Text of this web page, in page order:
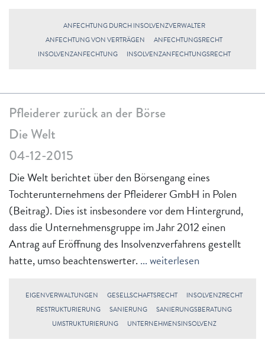
ANFECHTUNG DURCH INSOLVENZVERWALTER
ANFECHTUNG VON VERTRÄGEN
ANFECHTUNGSRECHT
INSOLVENZANFECHTUNG
INSOLVENZANFECHTUNGSRECHT
Pfleiderer zurück an der Börse
Die Welt
04-12-2015
Die Welt berichtet über den Börsengang eines
Tochterunternehmens der Pfleiderer GmbH in Polen
(Beitrag). Dies ist insbesondere vor dem Hintergrund,
dass die Unternehmensgruppe im Jahr 2012 einen
Antrag auf Eröffnung des Insolvenzverfahrens gestellt
hatte, umso beachtenswerter. ... weiterlesen
EIGENVERWALTUNGEN GESELLSCHAFTSRECHT
INSOLVENZRECHT
RESTRUKTURIERUNG
SANIERUNG
SANIERUNGSBERATUNG
UMSTRUKTURIERUNG
UNTERNEHMENSINSOLVENZ